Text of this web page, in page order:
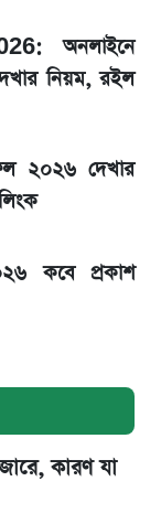
রবি, শুরু নতুন
অনলাইনে
নিয়ম, রইল
২০২৬ দেখার
কবে প্রকাশ
কারণ যা